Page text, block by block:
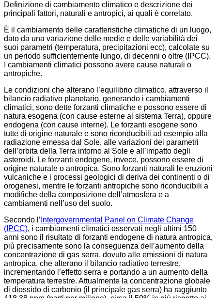
Definizione di cambiamento climatico e descrizione dei
principali fattori, naturali e antropici, ai quali è correlato.
È il cambiamento delle caratteristiche climatiche di un luogo,
dato da una variazione delle medie e delle variabilità dei
suoi parametri (temperatura, precipitazioni ecc), calcolate su
un periodo sufficientemente lungo, di decenni o oltre (IPCC).
I cambiamenti climatici possono avere cause naturali o
antropiche.
Le condizioni che alterano l’equilibrio climatico, attraverso il
bilancio radiativo planetario, generando i cambiamenti
climatici, sono dette forzanti climatiche e possono essere di
natura esogena (con cause esterne al sistema Terra), oppure
endogena (con cause interne). Le forzanti esogene sono
tutte di origine naturale e sono riconducibili ad esempio alla
radiazione emessa dal Sole, alle variazioni dei parametri
dell’orbita della Terra intorno al Sole e all’impatto degli
asteroidi. Le forzanti endogene, invece, possono essere di
origine naturale o antropica. Sono forzanti naturali le eruzioni
vulcaniche e i processi geologici di deriva dei continenti o di
orogenesi, mentre le forzanti antropiche sono riconducibili a
modifiche della composizione dell’atmosfera e a
cambiamenti nell’uso del suolo.
Secondo l’ Intergovernmental Panel on Climate Change
( IPCC), i cambiamenti climatici osservati negli ultimi 150
anni sono il risultato di forzanti endogene di natura antropica,
più precisamente sono la conseguenza dell’aumento della
concentrazione di gas serra, dovuto alle emissioni di natura
antropica, che alterano il bilancio radiativo terrestre,
incrementando l’effetto serra e portando a un aumento della
temperatura terrestre. Attualmente la concentrazione globale
di diossido di carbonio (il principale gas serra) ha raggiunto